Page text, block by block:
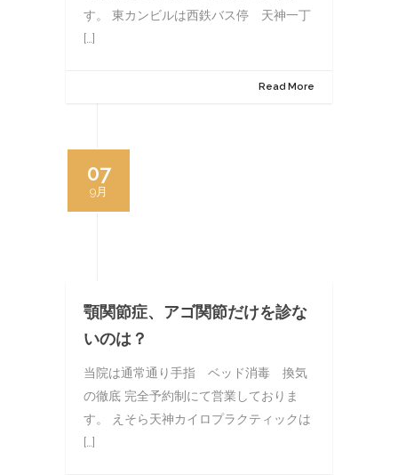
す。 東カンビルは西鉄バス停 天神一丁
[…]
Read More
07
9月
顎関節症、アゴ関節だけを診な
いのは？
当院は通常通り手指 ベッド消毒 換気
の徹底 完全予約制にて営業しておりま
す。 えそら天神カイロプラクティックは
[…]